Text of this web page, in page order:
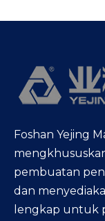
Foshan Yejing
pembuatan
dan
lengkap untuk